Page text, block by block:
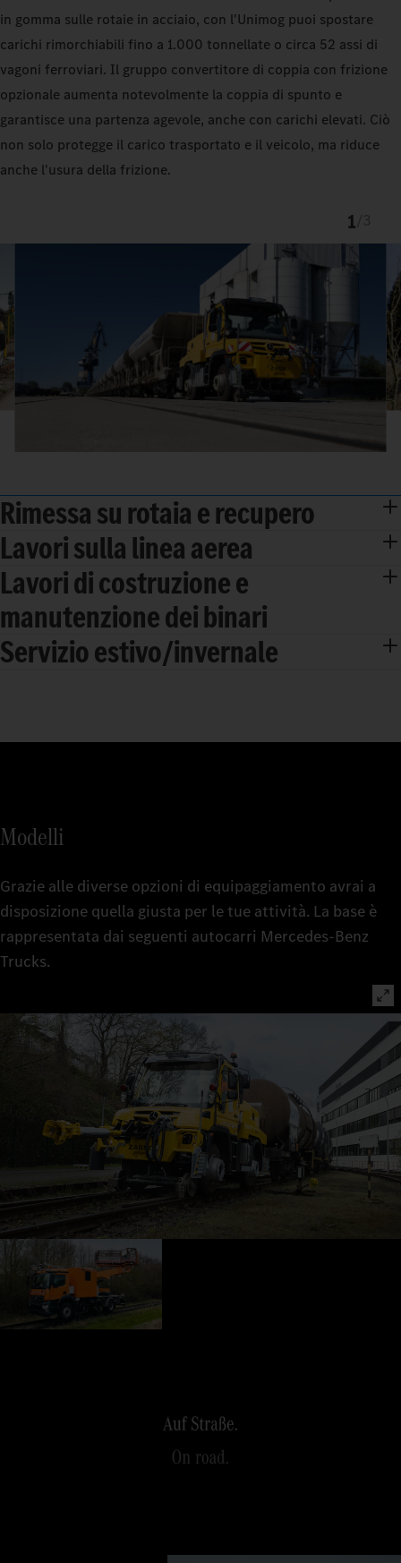
in gomma sulle rotaie in acciaio, con l'Unimog puoi spostare
carichi rimorchiabili fino a 1.000 tonnellate o circa 52 assi di
vagoni ferroviari. Il gruppo convertitore di coppia con frizione
opzionale aumenta notevolmente la coppia di spunto e
garantisce una partenza agevole, anche con carichi elevati. Ciò
non solo protegge il carico trasportato e il veicolo, ma riduce
anche l'usura della frizione.
1
Rimessa su rotaia e recupero
Lavori sulla linea aerea
Lavori di costruzione e
manutenzione dei binari
Servizio estivo/invernale
Modelli
Grazie alle diverse opzioni di equipaggiamento avrai a
disposizione quella giusta per le tue attività. La base è
rappresentata dai seguenti autocarri Mercedes-Benz
Trucks.